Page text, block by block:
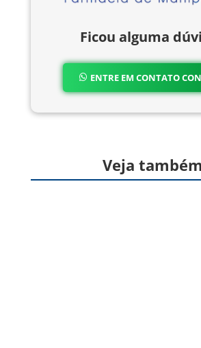
Ficou alguma
ENTRE EM CONTATO
Veja também